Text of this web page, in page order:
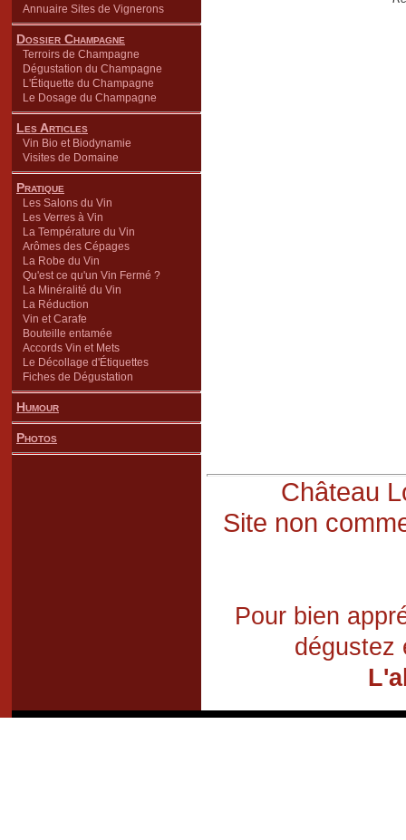
Annuaire Sites de Vignerons
Dossier Champagne
Terroirs de Champagne
Dégustation du Champagne
L'Étiquette du Champagne
Le Dosage du Champagne
Les Articles
Vin Bio et Biodynamie
Visites de Domaine
Pratique
Les Salons du Vin
Les Verres à Vin
La Température du Vin
Arômes des Cépages
La Robe du Vin
Qu'est ce qu'un Vin Fermé ?
La Minéralité du Vin
La Réduction
Vin et Carafe
Bouteille entamée
Accords Vin et Mets
Le Décollage d'Étiquettes
Fiches de Dégustation
Humour
Photos
Château
Site non
Pour bien
dégustez